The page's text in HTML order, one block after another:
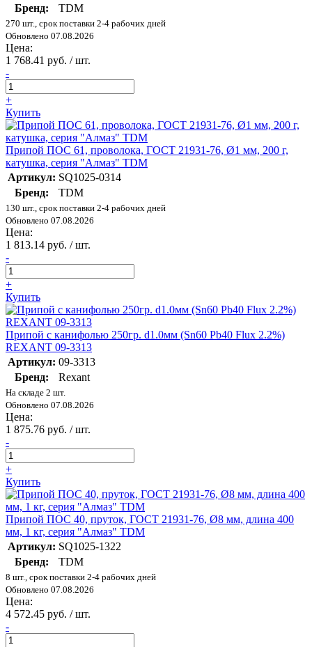
Бренд:
TDM
270 шт., срок поставки 2-4 рабочих дней
Обновлено 07.08.2026
Цена:
1 768.41 руб. / шт.
-
+
Купить
Припой ПОС 61, проволока, ГОСТ 21931-76, Ø1 мм, 200 г,
катушка, серия "Алмаз" TDM
Артикул: SQ1025-0314
Бренд:
TDM
130 шт., срок поставки 2-4 рабочих дней
Обновлено 07.08.2026
Цена:
1 813.14 руб. / шт.
-
+
Купить
Припой с канифолью 250гр. d1.0мм (Sn60 Pb40 Flux 2.2%)
REXANT 09-3313
Артикул: 09-3313
Бренд:
Rexant
На складе 2 шт.
Обновлено 07.08.2026
Цена:
1 875.76 руб. / шт.
-
+
Купить
Припой ПОС 40, пруток, ГОСТ 21931-76, Ø8 мм, длина 400
мм, 1 кг, серия "Алмаз" TDM
Артикул: SQ1025-1322
Бренд:
TDM
8 шт., срок поставки 2-4 рабочих дней
Обновлено 07.08.2026
Цена:
4 572.45 руб. / шт.
-